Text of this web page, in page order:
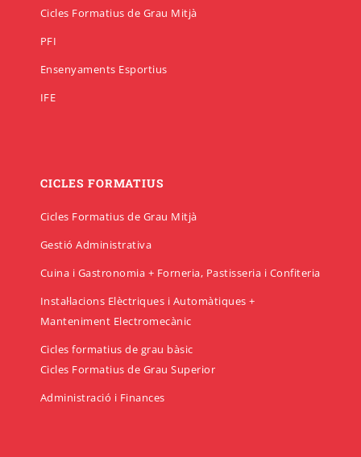
Cicles Formatius de Grau Mitjà
PFI
Ensenyaments Esportius
IFE
CICLES FORMATIUS
Cicles Formatius de Grau Mitjà
Gestió Administrativa
Cuina i Gastronomia + Forneria, Pastisseria i Confiteria
Instal·lacions Elèctriques i Automàtiques +
Manteniment Electromecànic
Cicles formatius de grau bàsic
Cicles Formatius de Grau Superior
Administració i Finances